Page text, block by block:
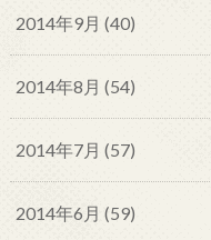
2014年9月 (40)
2014年8月 (54)
2014年7月 (57)
2014年6月 (59)